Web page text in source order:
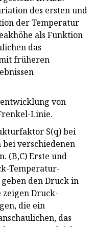
des ersten und
der Temperatur
als Funktion
das
früheren
von
Linie.
S(q) bei
verschiedenen
(B,C) Erste und
Temperatur-
den Druck in
zeigen Druck-
die ein
das